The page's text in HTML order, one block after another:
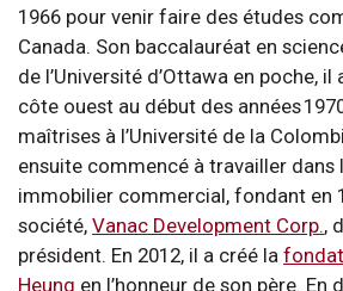
1966 pour venir faire des études
Canada. Son baccalauréat en
de l’Université d’Ottawa en poche,
côte ouest au début des années
maîtrises à l’Université de la
ensuite commencé à travailler dans
immobilier commercial, fondant en
société, Vanac Development Corp.,
président. En 2012, il a créé la
Heung en l’honneur de son père. En